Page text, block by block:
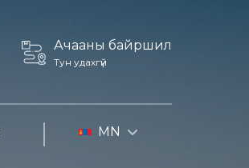
Ачааны байршил
Тун удахгүй
MN